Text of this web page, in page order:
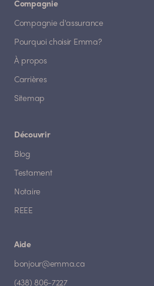
Compagnie
Compagnie d'assurance
Pourquoi choisir Emma?
À propos
Carrières
Sitemap
Découvrir
Blog
Testament
Notaire
REEE
Aide
bonjour@emma.ca
(438) 806-7227